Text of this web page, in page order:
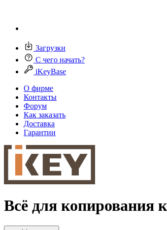
Загрузки
С чего начать?
iKeyBase
О фирме
Контакты
Форум
Как заказать
Доставка
Гарантии
Всё для копирования